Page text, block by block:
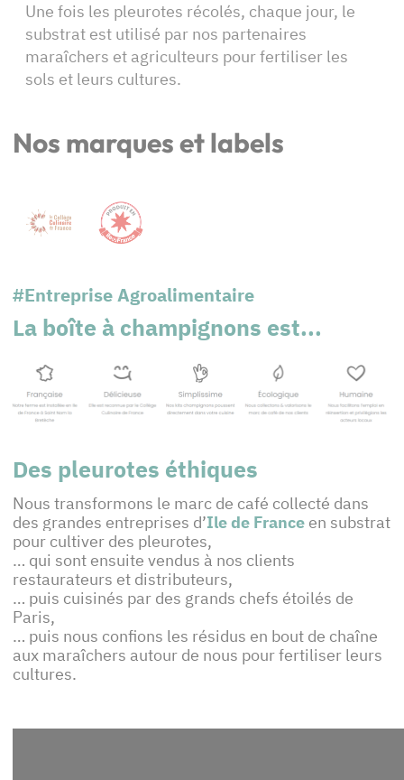
Une fois les pleurotes récolés, chaque jour, le
substrat est utilisé par nos partenaires
maraîchers et agriculteurs pour fertiliser les
sols et leurs cultures.
Nos marques et labels
#Entreprise Agroalimentaire
La boîte à champignons est...
Des pleurotes éthiques
Nous transformons le marc de café collecté dans
des grandes entreprises d’Ile de France en substrat
pour cultiver des pleurotes,
… qui sont ensuite vendus à nos clients
restaurateurs et distributeurs,
… puis cuisinés par des grands chefs étoilés de
Paris,
… puis nous confions les résidus en bout de chaîne
aux maraîchers autour de nous pour fertiliser leurs
cultures.